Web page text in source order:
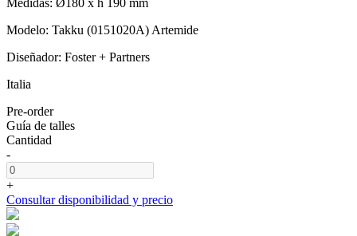
Modelo: Takku (0151020A) Artemide
Diseñador: Foster + Partners
Italia
Pre-order
Guía de talles
Cantidad
-
+
Consultar disponibilidad y precio